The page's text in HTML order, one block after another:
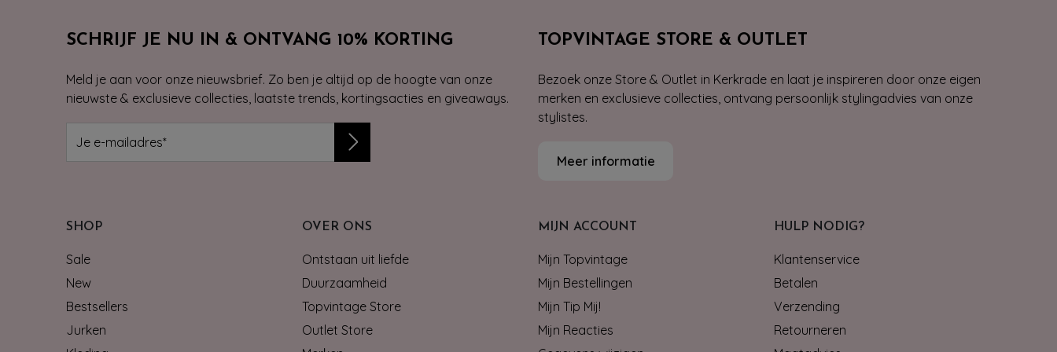
SCHRIJF JE NU IN & ONTVANG 10% KORTING
Meld je aan voor onze nieuwsbrief. Zo ben je altijd op de hoogte van onze
nieuwste & exclusieve collecties, laatste trends, kortingsacties en giveaways.
TOPVINTAGE STORE & OUTLET
Bezoek onze Store & Outlet in Kerkrade en laat je inspireren door onze eigen
merken en exclusieve collecties, ontvang persoonlijk stylingadvies van onze
stylistes.
Meer informatie
SHOP
Sale
New
Bestsellers
Jurken
OVER ONS
Ontstaan uit liefde
Duurzaamheid
Topvintage Store
Outlet Store
MIJN ACCOUNT
Mijn Topvintage
Mijn Bestellingen
Mijn Tip Mij!
Mijn Reacties
HULP NODIG?
Klantenservice
Betalen
Verzending
Retourneren